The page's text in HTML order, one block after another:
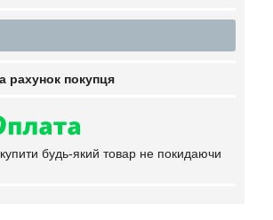
рахунок покупця
будь-який товар не покидаючи